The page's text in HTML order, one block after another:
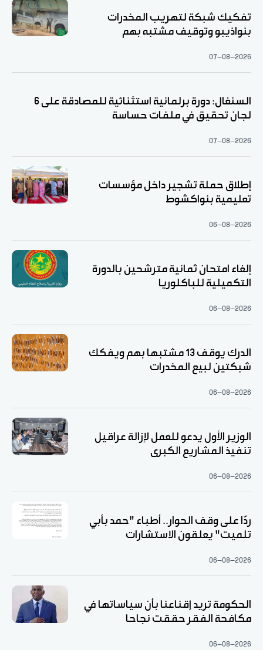
تفكيك شبكة لتهريب المخدرات
بنواذيبو وتوقيف مشتبه بهم
07-08-2026
السنغال: دورة برلمانية استثنائية للمصادقة على 6
لجان تحقيق في ملفات حساسة
07-08-2026
إطلاق حملة تشجير داخل مؤسسات
تعليمية بنواكشوط
06-08-2026
إلغاء امتحان ثمانية مترشحين بالدورة
التكميلية للباكلوريا
06-08-2026
الدرك يوقف 13 مشتبها بهم ويفكك
شبكتين لبيع المخدرات
06-08-2026
الوزير الأول يدعو للعمل لإزالة عراقيل
تنفيذ المشاريع الكبرى
06-08-2026
ردّا على وقف الحوار.. أطباء "حمد بأبي
تلميت" يعلقون الاستشارات
06-08-2026
الحكومة تريد إقناعنا بأن سياساتها في
مكافحة الفقر حققت نجاحا
06-08-2026